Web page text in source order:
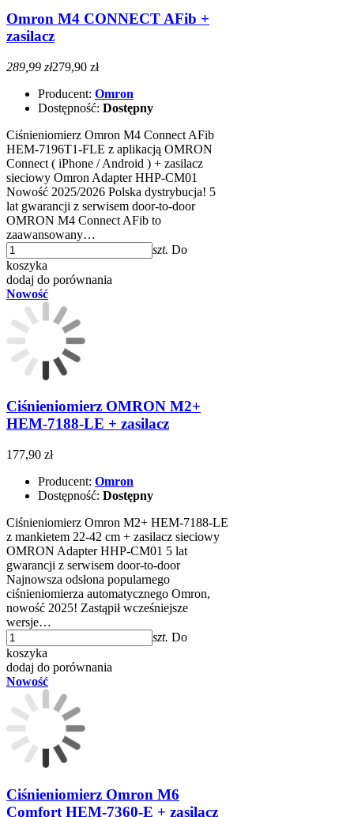
Omron M4 CONNECT AFib +
zasilacz
289,99 zł279,90 zł
Producent: Omron
Dostępność: Dostępny
Ciśnieniomierz Omron M4 Connect AFib
HEM-7196T1-FLE z aplikacją OMRON
Connect ( iPhone / Android ) + zasilacz
sieciowy Omron Adapter HHP-CM01
Nowość 2025/2026 Polska dystrybucja! 5
lat gwarancji z serwisem door-to-door
OMRON M4 Connect AFib to
zaawansowany…
szt. Do
koszyka
dodaj do porównania
Nowość
Ciśnieniomierz OMRON M2+
HEM-7188-LE + zasilacz
177,90 zł
Producent: Omron
Dostępność: Dostępny
Ciśnieniomierz Omron M2+ HEM-7188-LE
z mankietem 22-42 cm + zasilacz sieciowy
OMRON Adapter HHP-CM01 5 lat
gwarancji z serwisem door-to-door
Najnowsza odsłona popularnego
ciśnieniomierza automatycznego Omron,
nowość 2025! Zastąpił wcześniejsze
wersje…
szt. Do
koszyka
dodaj do porównania
Nowość
Ciśnieniomierz Omron M6
Comfort HEM-7360-E + zasilacz